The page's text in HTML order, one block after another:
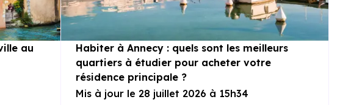
au
Habiter à Annecy : quels sont les meilleurs
quartiers à étudier pour acheter votre
résidence principale ?
Mis à jour le 28 juillet 2026 à 15h34